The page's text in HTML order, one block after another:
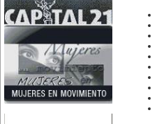
EFEMÉRIDES DE MARZO
1 de marzo:
Nace en Santiago, Chile, la
escritora Mercedes Valenzuela
Alvarez (1924-1993), más
conocida como Mercedes
Valdivieso. En 1961 publica 'La
Brecha', considerada como la
primera novela feminista de
Latinoamérica.
4 de marzo:
En México muere Adelina
Zendejas (1909-1993), periodista,